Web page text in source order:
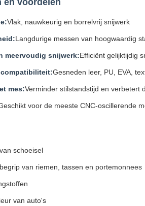
en voordelen
Vlak, nauwkeurig en borrelvrij snijwerk
Langdurige messen van hoogwaardig
meervoudig snijwerk:Efficiënt gelijktijdig
Gesneden leer, PU, EVA,
mes:Verminder stilstandstijd en verbetert
voor de meeste CNC-oscillerende
schoeisel
van riemen, tassen en portemonnees
van auto's